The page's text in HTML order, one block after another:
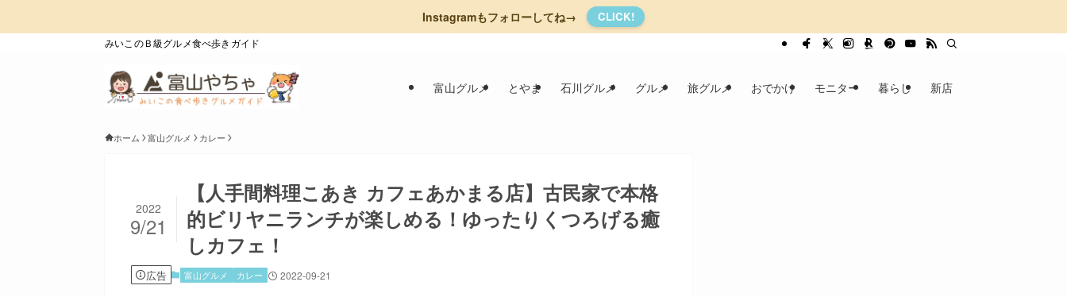
Instagramもフォローしてね→ CLICK!
みいこのＢ級グルメ食べ歩きガイド
富山グルメ とやま 石川グルメ グルメ 旅グルメ おでかけ モニター 暮らし 新店
ホーム 富山グルメ カレー
【人手間料理こあき カフェあかまる店】古民家で本格
的ビリヤニランチが楽しめる！ゆったりくつろげる癒
しカフェ！
2022
9/21
広告 富山グルメ カレー 2022-09-21